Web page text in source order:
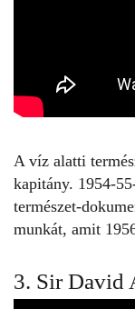
A víz alatti
kapitány. 1954-
természet-
munkát, amit
3. Sir David